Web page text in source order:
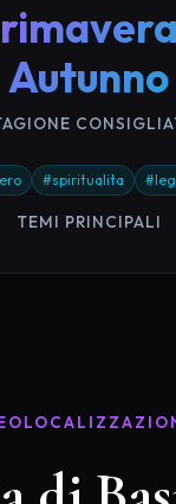
Autunno
#spiritualita
TEMI PRINCIPALI